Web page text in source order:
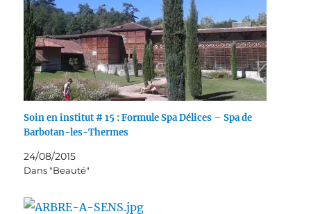
Soin en institut # 15 : Formule Spa Délices – Spa de
Barbotan-les-Thermes
24/08/2015
Dans "Beauté"